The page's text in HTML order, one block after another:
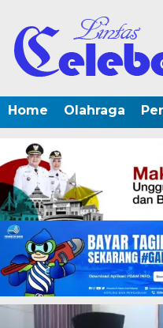
Home Olahraga